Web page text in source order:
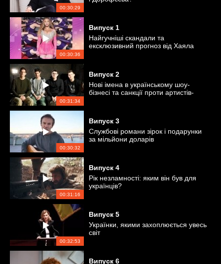
00:30:29
00:30:36
Випуск 1
Найгучніші скандали та
ексклюзивний прогноз від Хаяла
00:31:34
Випуск 2
Нові імена в українському шоу-
бізнесі та санкції проти артистів-
00:30:32
Випуск 3
Службові романи зірок і подарунки
за мільйони доларів
00:31:16
Випуск 4
Рік незламності: яким він був для
українців?
00:32:53
Випуск 5
Українки, якими захоплюється увесь
світ
Випуск 6